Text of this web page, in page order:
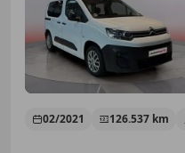
02/2021 126.537 km